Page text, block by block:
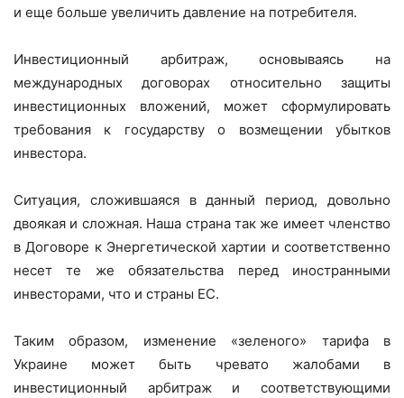
и еще больше увеличить давление на потребителя.
Инвестиционный арбитраж, основываясь на
международных договорах относительно защиты
инвестиционных вложений, может сформулировать
требования к государству о возмещении убытков
инвестора.
Ситуация, сложившаяся в данный период, довольно
двоякая и сложная. Наша страна так же имеет членство
в Договоре к Энергетической хартии и соответственно
несет те же обязательства перед иностранными
инвесторами, что и страны ЕС.
Таким образом, изменение «зеленого» тарифа в
Украине может быть чревато жалобами в
инвестиционный арбитраж и соответствующими